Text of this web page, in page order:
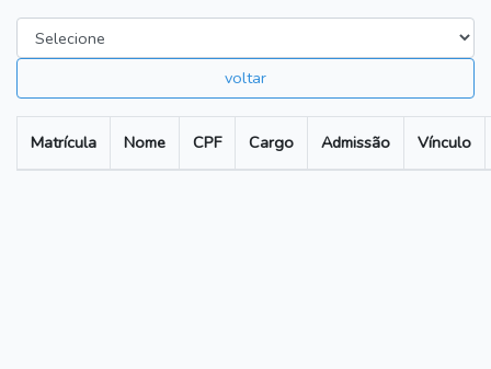
voltar
Matrícula Nome CPF Cargo Admissão Vínculo